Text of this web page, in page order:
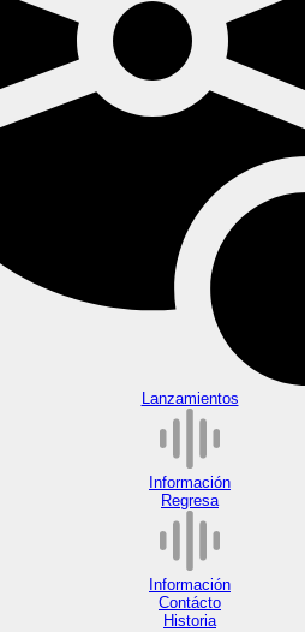
Lanzamientos
Información
Regresa
Información
Contácto
Historia